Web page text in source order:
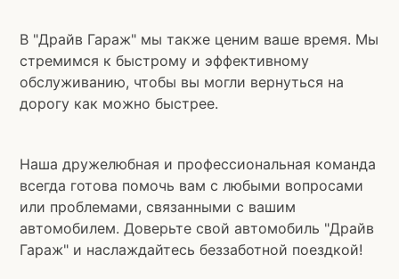
В "Драйв Гараж" мы также ценим ваше время. Мы
стремимся к быстрому и эффективному
обслуживанию, чтобы вы могли вернуться на
дорогу как можно быстрее.
Наша дружелюбная и профессиональная команда
всегда готова помочь вам с любыми вопросами
или проблемами, связанными с вашим
автомобилем. Доверьте свой автомобиль "Драйв
Гараж" и наслаждайтесь беззаботной поездкой!